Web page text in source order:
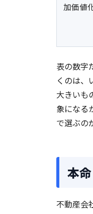
加価値
表の数字
くのは、
大きいも
象になる
で選ぶの
本
不動産会